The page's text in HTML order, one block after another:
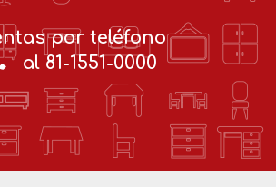
por teléfono
al 81-1551-0000